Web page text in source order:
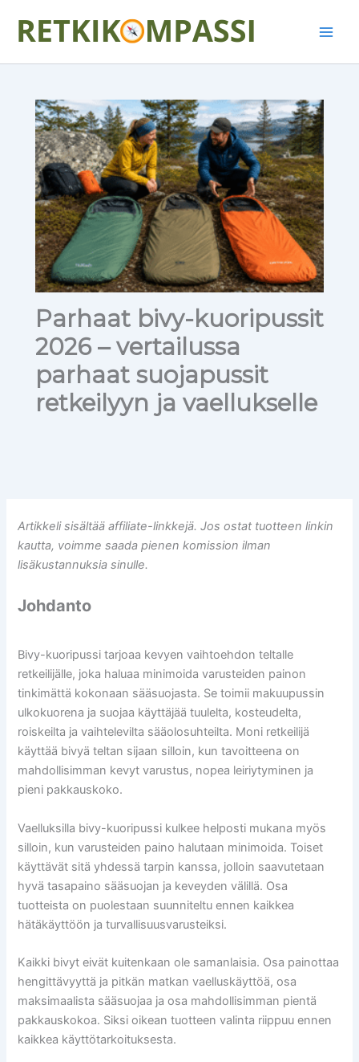
sisältöön
Parhaat bivy-kuoripussit
2026 – vertailussa
parhaat suojapussit
retkeilyyn ja vaellukselle
Artikkeli sisältää affiliate-linkkejä. Jos ostat tuotteen linkin
kautta, voimme saada pienen komission ilman
lisäkustannuksia sinulle.
Johdanto
Bivy-kuoripussi tarjoaa kevyen vaihtoehdon teltalle
retkeilijälle, joka haluaa minimoida varusteiden painon
tinkimättä kokonaan sääsuojasta. Se toimii makuupussin
ulkokuorena ja suojaa käyttäjää tuulelta, kosteudelta,
roiskeilta ja vaihtelevilta sääolosuhteilta. Moni retkeilijä
käyttää bivyä teltan sijaan silloin, kun tavoitteena on
mahdollisimman kevyt varustus, nopea leiriytyminen ja
pieni pakkauskoko.
Vaelluksilla bivy-kuoripussi kulkee helposti mukana myös
silloin, kun varusteiden paino halutaan minimoida. Toiset
käyttävät sitä yhdessä tarpin kanssa, jolloin saavutetaan
hyvä tasapaino sääsuojan ja keveyden välillä. Osa
tuotteista on puolestaan suunniteltu ennen kaikkea
hätäkäyttöön ja turvallisuusvarusteiksi.
Kaikki bivyt eivät kuitenkaan ole samanlaisia. Osa painottaa
hengittävyyttä ja pitkän matkan vaelluskäyttöä, osa
maksimaalista sääsuojaa ja osa mahdollisimman pientä
pakkauskokoa. Siksi oikean tuotteen valinta riippuu ennen
kaikkea käyttötarkoituksesta.